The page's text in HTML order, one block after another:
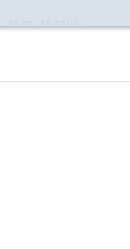
18:00 - 18:30 Uhr